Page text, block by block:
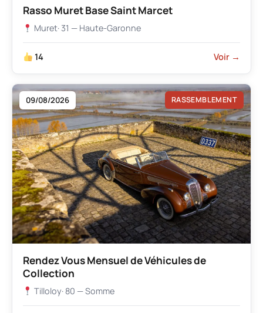
Rasso Muret Base Saint Marcet
Muret· 31 — Haute-Garonne
14 Voir →
09/08/2026 RASSEMBLEMENT
Rendez Vous Mensuel de Véhicules de
Collection
Tilloloy· 80 — Somme